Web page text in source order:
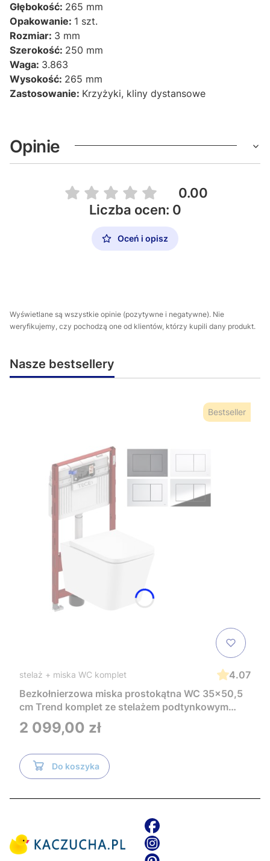
Głębokość: 265 mm
Opakowanie: 1 szt.
Rozmiar: 3 mm
Szerokość: 250 mm
Waga: 3.863
Wysokość: 265 mm
Zastosowanie: Krzyżyki, kliny dystansowe
Opinie
0.00
Liczba ocen: 0
Oceń i opisz
Wyświetlane są wszystkie opinie (pozytywne i negatywne). Nie
weryfikujemy, czy pochodzą one od klientów, którzy kupili dany produkt.
Nasze bestsellery
Bestseller
stelaż + miska WC komplet
4.07
Bezkołnierzowa miska prostokątna WC 35x50,5
cm Trend komplet ze stelażem podtynkowym
Tece i czarnym przyciskiem TeceNow
TR2216+Tece
Cena
2 099,00 zł
Do koszyka